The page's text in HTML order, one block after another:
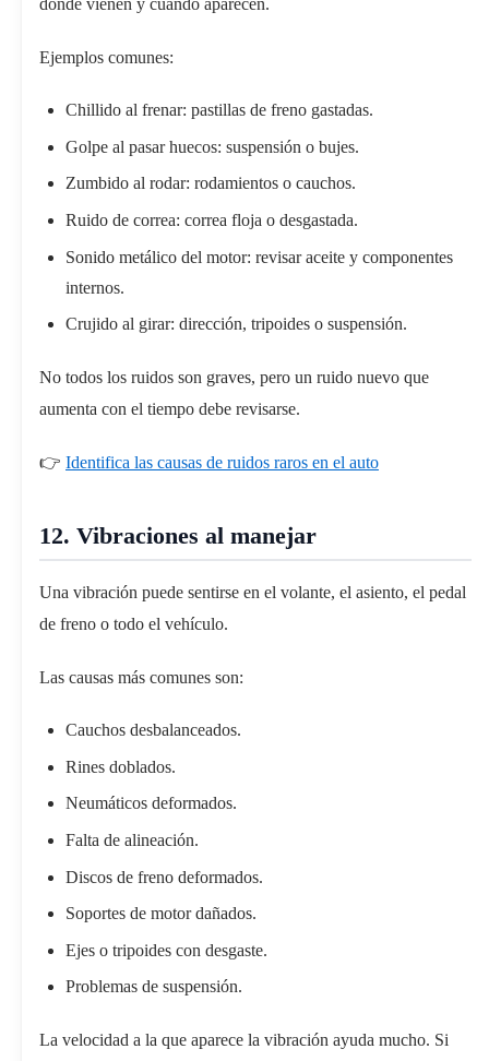
dónde vienen y cuándo aparecen.
Ejemplos comunes:
Chillido al frenar: pastillas de freno gastadas.
Golpe al pasar huecos: suspensión o bujes.
Zumbido al rodar: rodamientos o cauchos.
Ruido de correa: correa floja o desgastada.
Sonido metálico del motor: revisar aceite y componentes
internos.
Crujido al girar: dirección, tripoides o suspensión.
No todos los ruidos son graves, pero un ruido nuevo que
aumenta con el tiempo debe revisarse.
👉 Identifica las causas de ruidos raros en el auto
12. Vibraciones al manejar
Una vibración puede sentirse en el volante, el asiento, el pedal
de freno o todo el vehículo.
Las causas más comunes son:
Cauchos desbalanceados.
Rines doblados.
Neumáticos deformados.
Falta de alineación.
Discos de freno deformados.
Soportes de motor dañados.
Ejes o tripoides con desgaste.
Problemas de suspensión.
La velocidad a la que aparece la vibración ayuda mucho. Si